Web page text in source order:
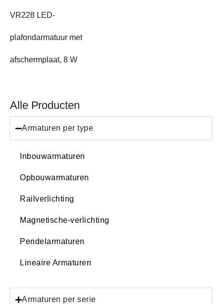
Alle Producten
Armaturen per type
Inbouwarmaturen
Opbouwarmaturen
Railverlichting
Magnetische-verlichting
Pendelarmaturen
Lineaire Armaturen
Armaturen per serie
VR228 LED-
plafondarmatuur met
afschermplaat, 8 W